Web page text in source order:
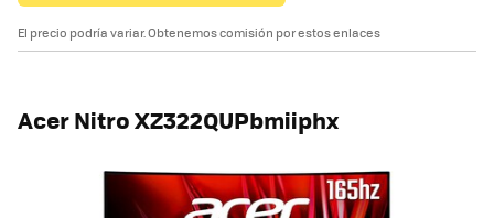
El precio podría variar. Obtenemos comisión por estos enlaces
Acer Nitro XZ322QUPbmiiphx